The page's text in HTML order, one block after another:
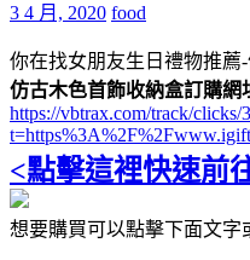
3 4 月, 2020 food
你在找女朋友生日禮物推薦
仿古木色首飾收納盒訂購網
https://vbtrax.com/track/clicks/
<點擊這裡快速前
想要購買可以點擊下面文字